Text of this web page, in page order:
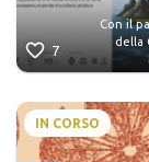
7
Con il
della
IN CORSO